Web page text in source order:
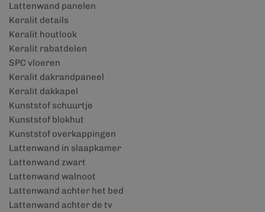
Lattenwand panelen
Keralit details
Keralit houtlook
Keralit rabatdelen
SPC vloeren
Keralit dakrandpaneel
Keralit dakkapel
Kunststof schuurtje
Kunststof blokhut
Kunststof overkappingen
Lattenwand in slaapkamer
Lattenwand zwart
Lattenwand walnoot
Lattenwand achter het bed
Lattenwand achter de tv